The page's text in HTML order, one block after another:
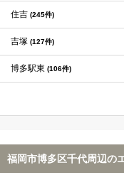
住吉 (245件)
吉塚 (127件)
博多駅東 (106件)
福岡市博多区千代周辺の